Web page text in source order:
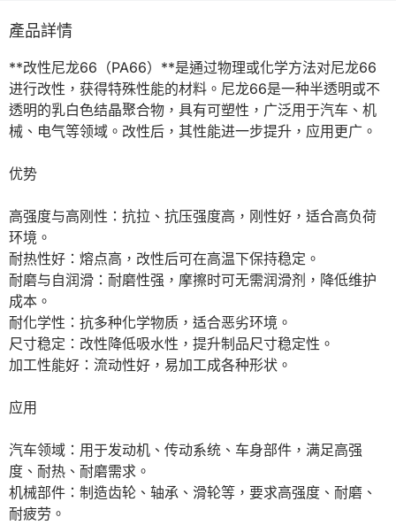
產品詳情
**改性尼龙66（PA66）**是通过物理或化学方法对尼龙66
进行改性，获得特殊性能的材料。尼龙66是一种半透明或不
透明的乳白色结晶聚合物，具有可塑性，广泛用于汽车、机
械、电气等领域。改性后，其性能进一步提升，应用更广。
优势
高强度与高刚性：抗拉、抗压强度高，刚性好，适合高负荷
环境。
耐热性好：熔点高，改性后可在高温下保持稳定。
耐磨与自润滑：耐磨性强，摩擦时可无需润滑剂，降低维护
成本。
耐化学性：抗多种化学物质，适合恶劣环境。
尺寸稳定：改性降低吸水性，提升制品尺寸稳定性。
加工性能好：流动性好，易加工成各种形状。
应用
汽车领域：用于发动机、传动系统、车身部件，满足高强
度、耐热、耐磨需求。
机械部件：制造齿轮、轴承、滑轮等，要求高强度、耐磨、
耐疲劳。